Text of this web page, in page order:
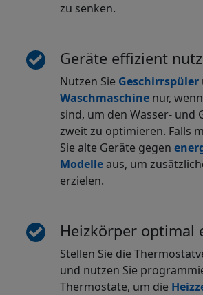
zu senken.
Geräte effizient
Nutzen Sie Geschirrspüler
Waschmaschinenur,
sind, um den Wasser- und
zweit zu optimieren. Falls
Sie alte Geräte gegen
Modelleaus, um
erzielen.
Heizkörper optimal
Stellen Sie die
und nutzen Sie
Thermostate, um die